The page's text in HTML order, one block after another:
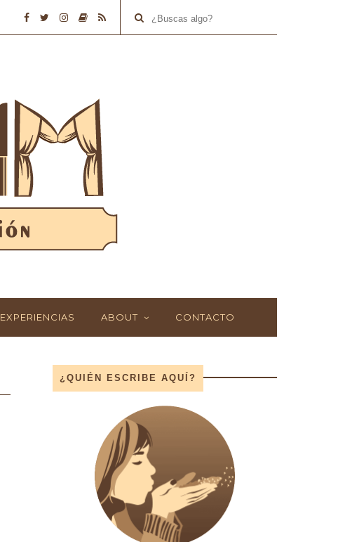
EXPERIENCIAS ABOUT CONTACTO
¿QUIÉN ESCRIBE AQUÍ?